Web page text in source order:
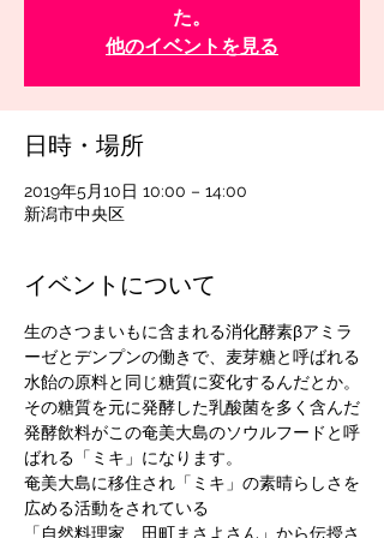
た。
他のイベントを見る
日時・場所
2019年5月10日 10:00 – 14:00
新潟市中央区
イベントについて
生のさつまいもに含まれる消化酵素βアミラ
ーゼとデンプンの働きで、麦芽糖と呼ばれる
水飴の原料と同じ糖質に変化するんだとか。
その糖質を元に発酵した乳酸菌を多く含んだ
発酵飲料がこの奄美大島のソウルフードと呼
ばれる「ミキ」になります。
奄美大島に移住され「ミキ」の素晴らしさを
広める活動をされている
「自然料理家　田町まさよさん」から伝授さ